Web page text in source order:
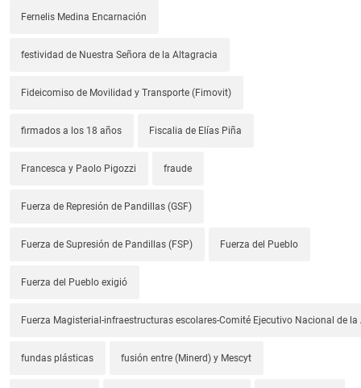
Fernelis Medina Encarnación
festividad de Nuestra Señora de la Altagracia
Fideicomiso de Movilidad y Transporte (Fimovit)
firmados a los 18 años Fiscalia de Elías Piña
Francesca y Paolo Pigozzi fraude
Fuerza de Represión de Pandillas (GSF)
Fuerza de Supresión de Pandillas (FSP) Fuerza del Pueblo
Fuerza del Pueblo exigió
Fuerza Magisterial-infraestructuras escolares-Comité Ejecutivo Nacional de la
fundas plásticas fusión entre (Minerd) y Mescyt